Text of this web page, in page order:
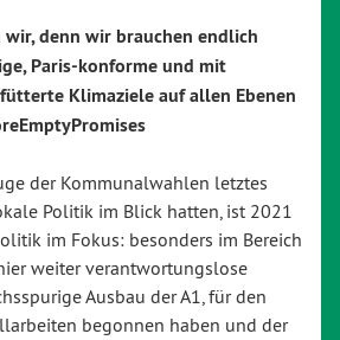
denn wir brauchen endlich
Paris-konforme und mit
Klimaziele auf allen Ebenen
der Kommunalwahlen letztes
Politik im Blick hatten, ist 2021
im Fokus: besonders im Bereich
weiter verantwortungslose
Ausbau der A1, für den
begonnen haben und der